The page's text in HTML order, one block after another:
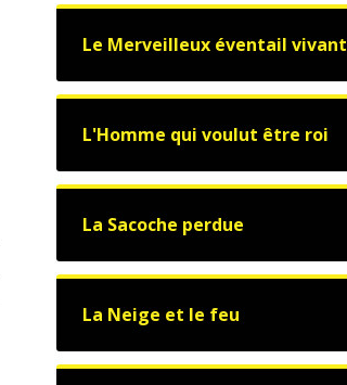
Le Merveilleux éventail vivant
L'Homme qui voulut être roi
La Sacoche perdue
La Neige et le feu